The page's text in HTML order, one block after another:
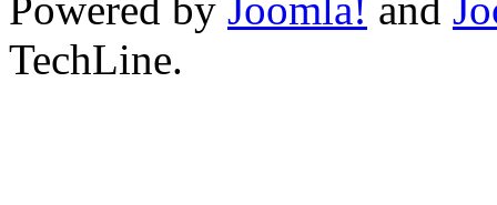
Powered by Joomla! and
TechLine.